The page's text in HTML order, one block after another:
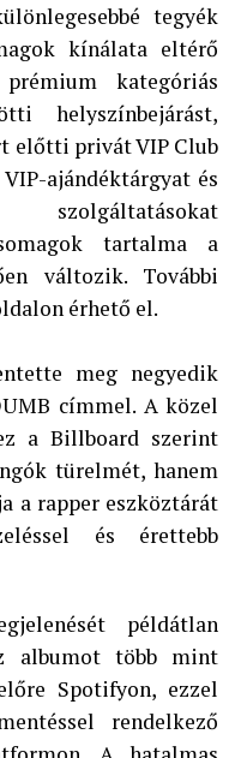
tegyék
kínálata eltérő
kategóriás
helyszínbejárást,
előtti privát VIP Club
ajándéktárgyat és
tartalma a
változik. További
érhető el.
meg negyedik
címmel. A közel
a Billboard szerint
türelmét, hanem
a rapper eszköztárát
és érettebb
példátlan
albumot több mint
Spotifyon, ezzel
rendelkező